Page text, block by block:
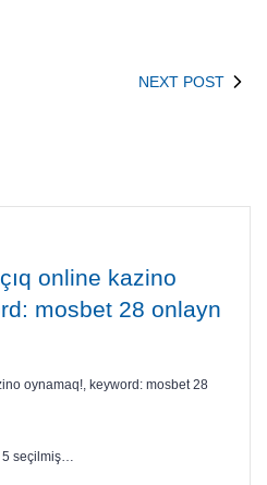
NEXT POST
online kazino
mosbet 28 onlayn
oynamaq!, keyword: mosbet 28
5 seçilmiş…